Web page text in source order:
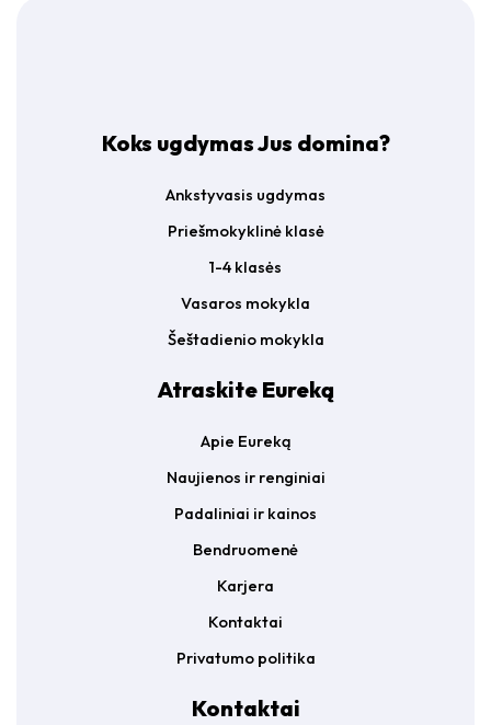
Koks ugdymas Jus domina?
Ankstyvasis ugdymas
Priešmokyklinė klasė
1-4 klasės
Vasaros mokykla
Šeštadienio mokykla
Atraskite Eureką
Apie Eureką
Naujienos ir renginiai
Padaliniai ir kainos
Bendruomenė
Karjera
Kontaktai
Privatumo politika
Kontaktai